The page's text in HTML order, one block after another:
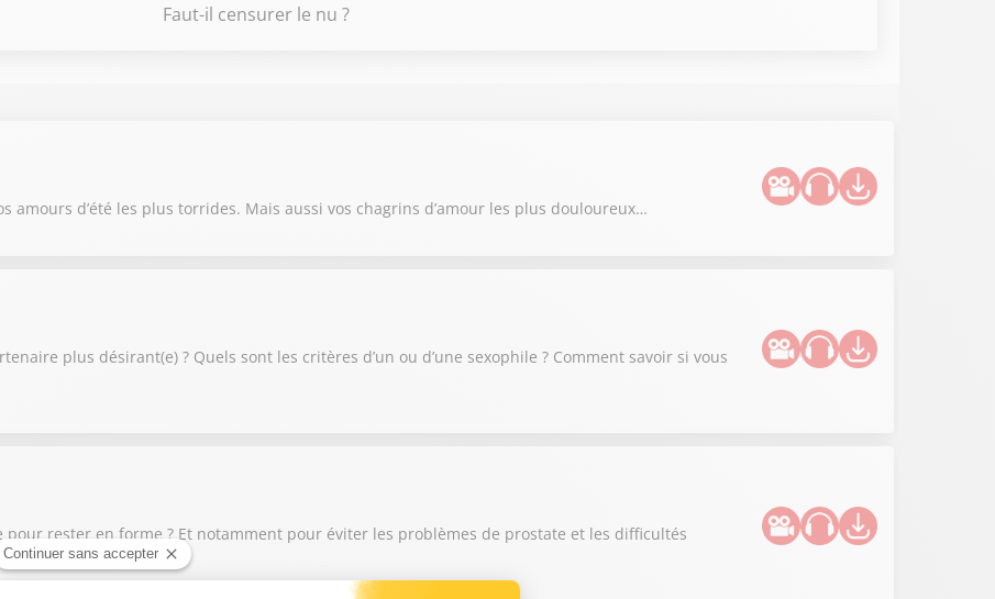
Faut-il censurer le nu ?
amours d’été les plus torrides. Mais aussi vos chagrins d’amour les plus douloureux…
plus désirant(e) ? Quels sont les critères d’un ou d’une sexophile ? Comment savoir si vous
pour rester en forme ? Et notamment pour éviter les problèmes de prostate et les difficultés